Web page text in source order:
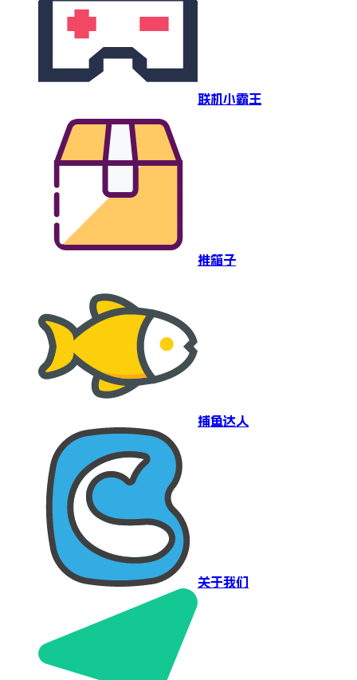
联机小霸王
推箱子
捕鱼达人
关于我们